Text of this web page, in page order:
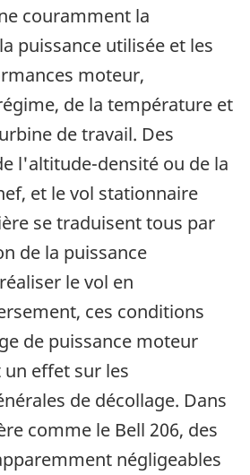
couramment la
puissance utilisée et les
moteur,
de la température et
de travail. Des
l'altitude-densité ou de la
et le vol stationnaire
se traduisent tous par
de la puissance
le vol en
ces conditions
de puissance moteur
effet sur les
de décollage. Dans
comme le Bell 206, des
négligeables